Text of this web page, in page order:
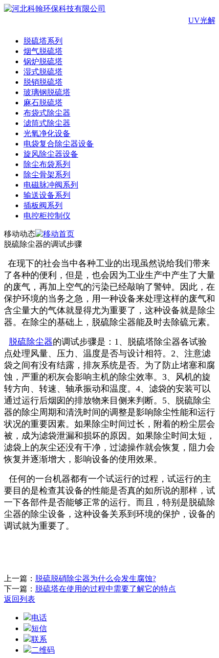
UV光解
脱硫塔系列
烟气脱硫塔
锅炉脱硫塔
湿式脱硫塔
脱销脱硫塔
玻璃钢脱硫塔
麻石脱硫塔
布袋式除尘器
滤筒式除尘器
光氧净化设备
电袋复合除尘器设备
旋风除尘器设备
除尘布袋系列
除尘骨架系列
电磁脉冲阀系列
输送设备系列
插板阀系列
电控柜控制仪
移动动态
脱硫除尘器的调试步骤
在现下的社会当中各种工业的出现虽然说给我们带来
了各种的便利，但是，也会因为工业生产中产生了大量
的废气，再加上空气的污染已经敲响了警钟。因此，在
保护环境的当务之急，用一种设备来处理这样的废气和
含尘量大的气体就显得尤为重要了，这种设备就是除尘
器。在除尘的基础上，脱硫除尘器能及时去除硫元素。
脱硫除尘器的调试步骤是：1、脱硫塔除尘器各试验
点处理风量、压力、温度是否与设计相符。2、注意滤
袋之间有没有结露，排灰系统是否。为了防止堵塞和腐
蚀，严重的积灰会影响主机的除尘效率。3、风机的旋
转方向、转速、轴承振动和温度。4、滤袋的安装可以
通过运行后烟囱的排放物来目侧来判断。5、脱硫除尘
器的除尘周期和清洗时间的调整是影响除尘性能和运行
状况的重要因素。如果除尘时间过长，附着的粉尘层会
被，成为滤袋泄漏和损坏的原因。如果除尘时间太短，
滤袋上的灰尘还没有干净，过滤操作就会恢复，阻力会
恢复并逐渐增大，影响设备的使用效果。
任何的一台机器都有一个试运行的过程，试运行的主
要目的是检查其设备的性能是否真的如所说的那样，试
一下各部件是否能够正常的运行。而且，特别是脱硫除
尘器的除尘设备，这种设备关系到环境的保护，设备的
调试就为重要了。
上一篇： 脱硫脱硝除尘器为什么会发生腐蚀?
下一篇： 脱硫塔在使用的过程中需要了解它的特点
返回列表
电话
短信
联系
二维码